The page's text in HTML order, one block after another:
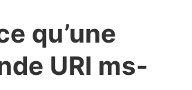
qu’une
URI ms-